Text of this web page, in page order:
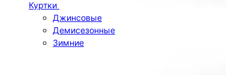
Куртки
Джинсовые
Демисезонные
Зимние